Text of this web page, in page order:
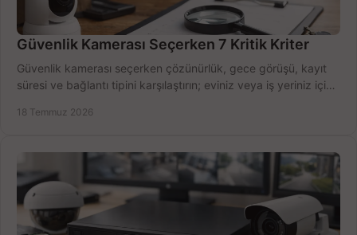
Güvenlik Kamerası Seçerken 7 Kritik Kriter
Güvenlik kamerası seçerken çözünürlük, gece görüşü, kayıt
süresi ve bağlantı tipini karşılaştırın; eviniz veya iş yeriniz için
18 Temmuz 2026